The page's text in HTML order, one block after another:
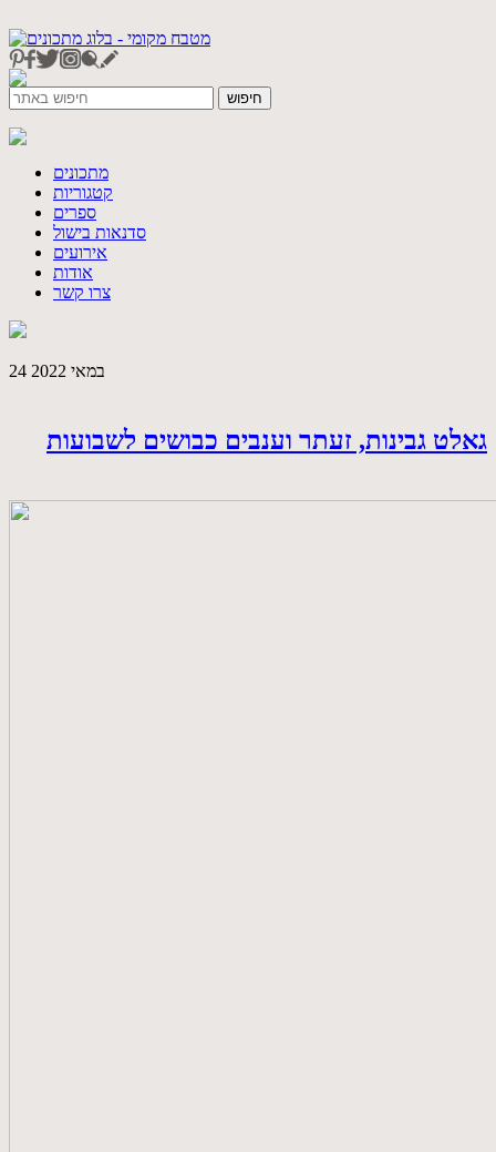
מתכונים
קטגוריות
ספרים
סדנאות בישול
אירועים
אודות
צרו קשר
24 במאי 2022
גאלט גבינות, זעתר וענבים כבושים לשבועות